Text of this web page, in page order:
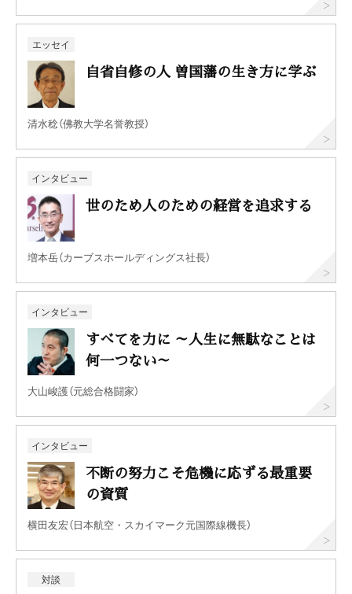
エッセイ
自省自修の人 曽国藩の生き方に学ぶ
清水稔（佛教大学名誉教授）
インタビュー
世のため人のための経営を追求する
増本岳（カーブスホールディングス社長）
インタビュー
すべてを力に ～人生に無駄なことは
何一つない～
大山峻護（元総合格闘家）
インタビュー
不断の努力こそ危機に応ずる最重要
の資質
横田友宏（日本航空・スカイマーク元国際線機長）
対談